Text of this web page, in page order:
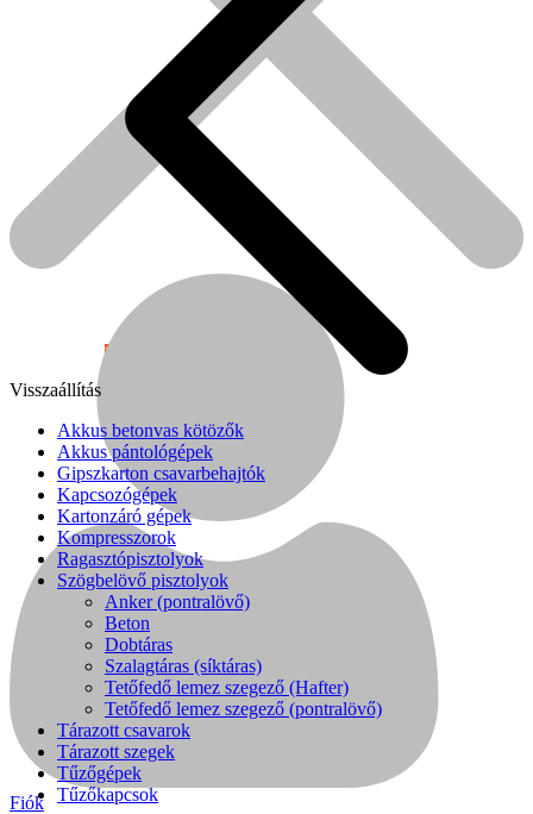
Népszerű!
Senco
Fiók
Visszaállítás
Akkus betonvas kötözők
Akkus pántológépek
Gipszkarton csavarbehajtók
Kapcsozógépek
Kartonzáró gépek
Kompresszorok
Ragasztópisztolyok
Szögbelövő pisztolyok
Anker (pontralövő)
Beton
Dobtáras
Szalagtáras (síktáras)
Tetőfedő lemez szegező (Hafter)
Tetőfedő lemez szegező (pontralövő)
Tárazott csavarok
Tárazott szegek
Tűzőgépek
Tűzőkapcsok